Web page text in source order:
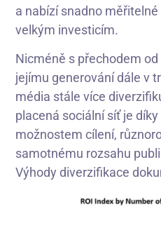
a nabízí snadno
velkým investicím.
Nicméně s přechodem
jejímu generování dále v
média stále více
placená sociální síť je
možnostem cílení,
samotnému rozsahu
Výhody diverzifikace